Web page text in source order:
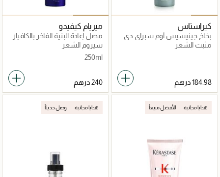
كيراستاس
بخاخ جينيسيس أوم سبراي دي
فورس إيبيسيزانت مقوي لزيادة
كثافة الشعر 150مل
مثبت الشعر
ميريام كيفيدو
مصل إعادة البنية الفاخر بالكافيار
الأسود
سيروم الشعر
250ml
هدايا مجانية الأفضل مبيعاً هدايا مجانية وصل حديثاً